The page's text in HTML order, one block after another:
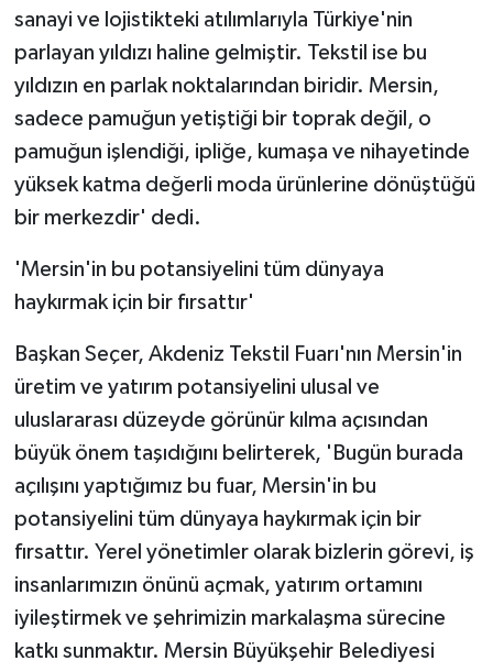
sanayi ve lojistikteki atılımlarıyla Türkiye'nin
parlayan yıldızı haline gelmiştir. Tekstil ise bu
yıldızın en parlak noktalarından biridir. Mersin,
sadece pamuğun yetiştiği bir toprak değil, o
pamuğun işlendiği, ipliğe, kumaşa ve nihayetinde
yüksek katma değerli moda ürünlerine dönüştüğü
bir merkezdir' dedi.
'Mersin'in bu potansiyelini tüm dünyaya
haykırmak için bir fırsattır'
Başkan Seçer, Akdeniz Tekstil Fuarı'nın Mersin'in
üretim ve yatırım potansiyelini ulusal ve
uluslararası düzeyde görünür kılma açısından
büyük önem taşıdığını belirterek, 'Bugün burada
açılışını yaptığımız bu fuar, Mersin'in bu
potansiyelini tüm dünyaya haykırmak için bir
fırsattır. Yerel yönetimler olarak bizlerin görevi, iş
insanlarımızın önünü açmak, yatırım ortamını
iyileştirmek ve şehrimizin markalaşma sürecine
katkı sunmaktır. Mersin Büyükşehir Belediyesi